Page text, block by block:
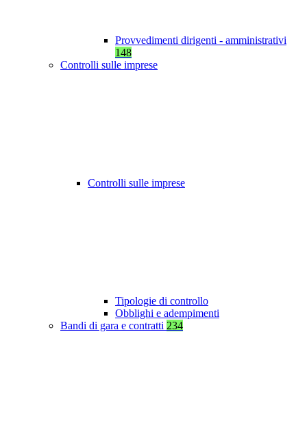
Provvedimenti dirigenti - amministrativi
148
Controlli sulle imprese
Controlli sulle imprese
Tipologie di controllo
Obblighi e adempimenti
Bandi di gara e contratti 234